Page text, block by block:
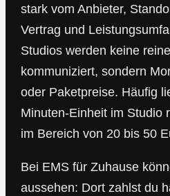
stark vom Anbieter,
Vertrag und
Studios werden keine
kommuniziert, sondern
oder Paketpreise. Häufig
Minuten-Einheit im Studio
im Bereich von 20 bis 50
Bei EMS für Zuhause
aussehen: Dort zahlst du